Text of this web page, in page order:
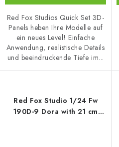
Red Fox Studios Quick Set 3D-
Panels heben Ihre Modelle auf
ein neues Level! Einfache
Anwendung, realistische Details
und beeindruckende Tiefe im...
Red Fox Studio 1/24 Fw
190D-9 Dora with 21 cm